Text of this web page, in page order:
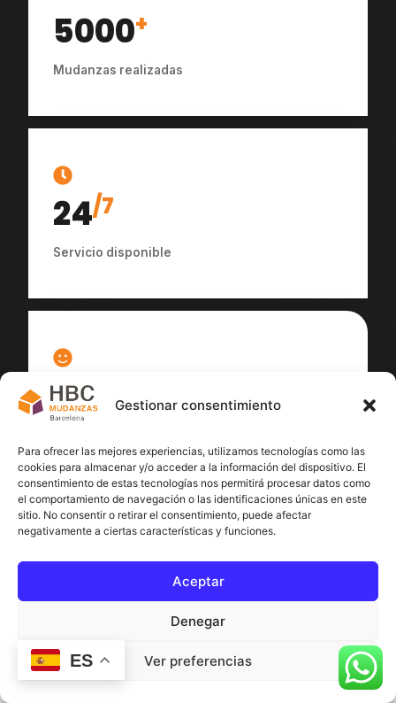
Gestionar consentimiento
Para ofrecer las mejores experiencias, utilizamos tecnologías como las
cookies para almacenar y/o acceder a la información del dispositivo. El
consentimiento de estas tecnologías nos permitirá procesar datos como
el comportamiento de navegación o las identificaciones únicas en este
sitio. No consentir o retirar el consentimiento, puede afectar
negativamente a ciertas características y funciones.
Aceptar
Denegar
Ver preferencias
5000+
Mudanzas realizadas
24/7
Servicio disponible
100
ES